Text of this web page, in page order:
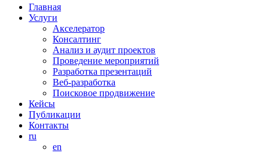
Главная
Услуги
Акселератор
Консалтинг
Анализ и аудит проектов
Проведение мероприятий
Разработка презентаций
Веб-разработка
Поисковое продвижение
Кейсы
Публикации
Контакты
ru
en